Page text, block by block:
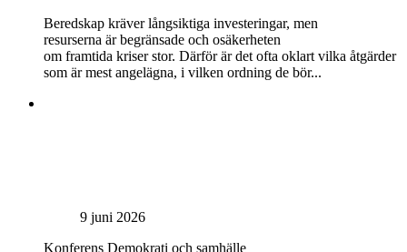
Beredskap kräver långsiktiga investeringar, men
resurserna är begränsade och osäkerheten
om framtida kriser stor. Därför är det ofta oklart vilka åtgärder
som är mest angelägna, i vilken ordning de bör...
9 juni 2026
Konferens Demokrati och samhälle